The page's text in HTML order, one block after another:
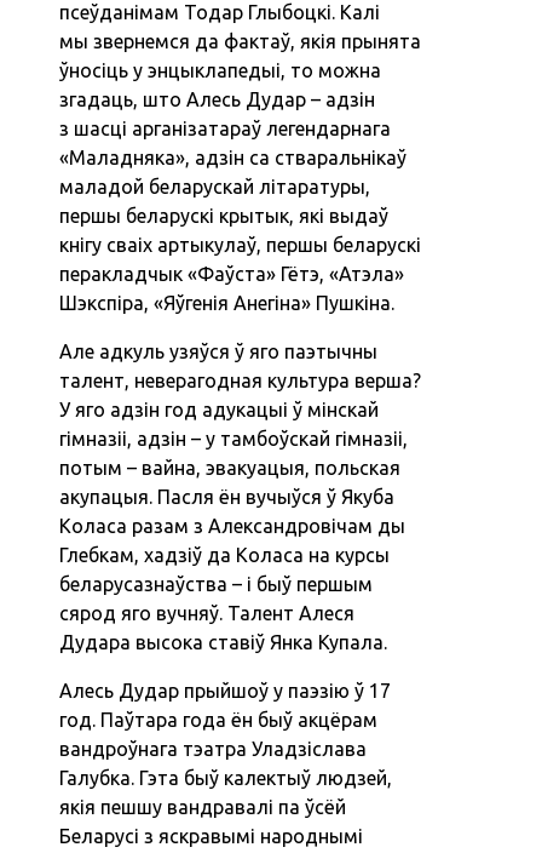
псеўданімам Тодар Глыбоцкі. Калі
мы звернемся да фактаў, якія прынята
ўносіць у энцыклапедыі, то можна
згадаць, што Алесь Дудар – адзін
з шасці арганізатараў легендарнага
«Маладняка», адзін са стваральнікаў
маладой беларускай літаратуры,
першы беларускі крытык, які выдаў
кнігу сваіх артыкулаў, першы беларускі
перакладчык «Фаўста» Гётэ, «Атэла»
Шэкспіра, «Яўгенія Анегіна» Пушкіна.
Але адкуль узяўся ў яго паэтычны
талент, неверагодная культура верша?
У яго адзін год адукацыі ў мінскай
гімназіі, адзін – у тамбоўскай гімназіі,
потым – вайна, эвакуацыя, польская
акупацыя. Пасля ён вучыўся ў Якуба
Коласа разам з Александровічам ды
Глебкам, хадзіў да Коласа на курсы
беларусазнаўства – і быў першым
сярод яго вучняў. Талент Алеся
Дудара высока ставіў Янка Купала.
Алесь Дудар прыйшоў у паэзію ў 17
год. Паўтара года ён быў акцёрам
вандроўнага тэатра Уладзіслава
Галубка. Гэта быў калектыў людзей,
якія пешшу вандравалі па ўсёй
Беларусі з яскравымі народнымі